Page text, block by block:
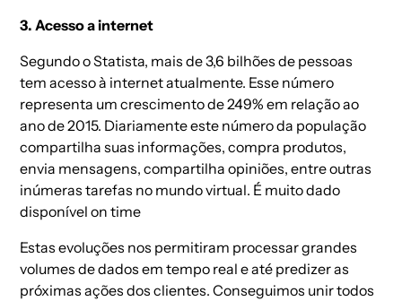
3. Acesso a internet
Segundo o Statista, mais de 3,6 bilhões de pessoas
tem acesso à internet atualmente. Esse número
representa um crescimento de 249% em relação ao
ano de 2015. Diariamente este número da população
compartilha suas informações, compra produtos,
envia mensagens, compartilha opiniões, entre outras
inúmeras tarefas no mundo virtual. É muito dado
disponível on time
Estas evoluções nos permitiram processar grandes
volumes de dados em tempo real e até predizer as
próximas ações dos clientes. Conseguimos unir todos